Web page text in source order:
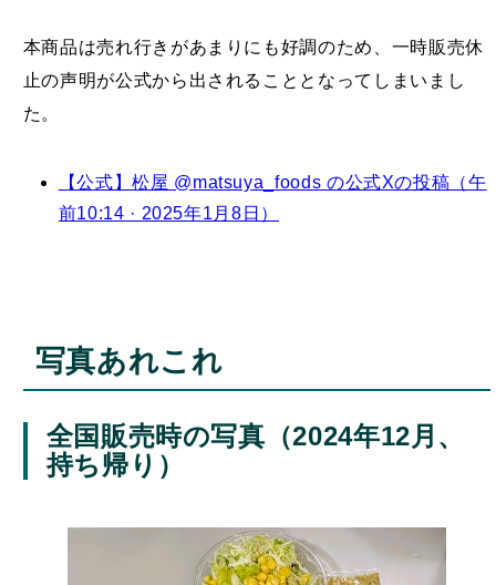
本商品は売れ行きがあまりにも好調のため、一時販売休
止の声明が公式から出されることとなってしまいまし
た。
【公式】松屋 @matsuya_foods の公式Xの投稿（午
前10:14 · 2025年1月8日）
写真あれこれ
全国販売時の写真（2024年12月、
持ち帰り）